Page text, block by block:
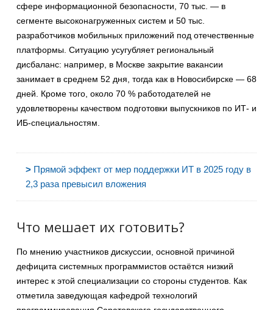
сфере информационной безопасности, 70 тыс. — в
сегменте высоконагруженных систем и 50 тыс.
разработчиков мобильных приложений под отечественные
платформы. Ситуацию усугубляет региональный
дисбаланс: например, в Москве закрытие вакансии
занимает в среднем 52 дня, тогда как в Новосибирске — 68
дней. Кроме того, около 70 % работодателей не
удовлетворены качеством подготовки выпускников по ИТ- и
ИБ-специальностям.
> Прямой эффект от мер поддержки ИТ в 2025 году в
2,3 раза превысил вложения
Что мешает их готовить?
По мнению участников дискуссии, основной причиной
дефицита системных программистов остаётся низкий
интерес к этой специализации со стороны студентов. Как
отметила заведующая кафедрой технологий